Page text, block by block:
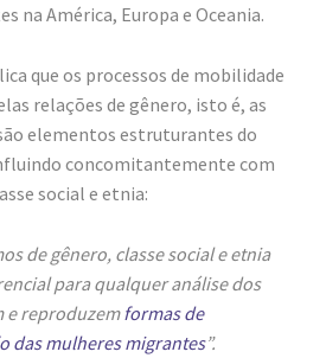
na América, Europa e Oceania.
que os processos de mobilidade
relações de gênero, isto é, as
elementos estruturantes do
concomitantemente com
social e etnia:
de gênero, classe social e etnia
para qualquer análise dos
e reproduzem formas de
das mulheres migrantes”.